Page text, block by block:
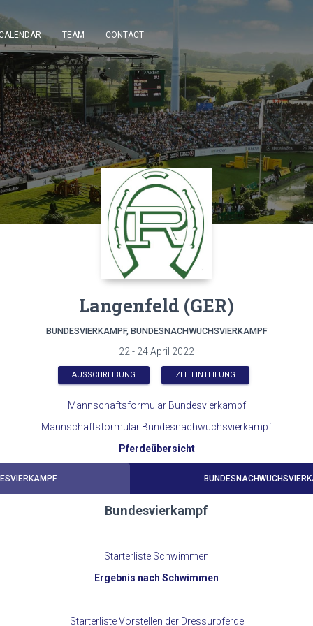
TEAM CONTACT
Langenfeld (GER)
BUNDESVIERKAMPF, BUNDESNACHWUCHSVIERKAMPF
22 - 24 April 2022
AUSSCHREIBUNG ZEITEINTEILUNG
Mannschaftsformular Bundesvierkampf
Mannschaftsformular Bundesnachwuchsvierkampf
Pferdeübersicht
Bundesvierkampf
Starterliste Schwimmen
Ergebnis nach Schwimmen
Starterliste Vorstellen der Dressurpferde